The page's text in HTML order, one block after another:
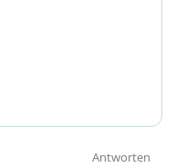
Antworten